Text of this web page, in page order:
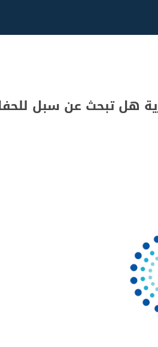
هل تبحث عن سبل